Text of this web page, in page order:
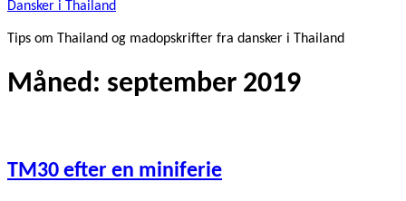
Dansker i Thailand
Tips om Thailand og madopskrifter fra dansker i Thailand
Måned: september 2019
TM30 efter en miniferie